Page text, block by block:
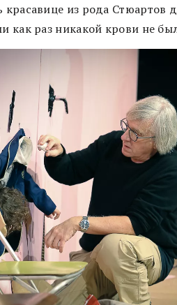
красавице из рода Стюартов
как раз никакой крови не